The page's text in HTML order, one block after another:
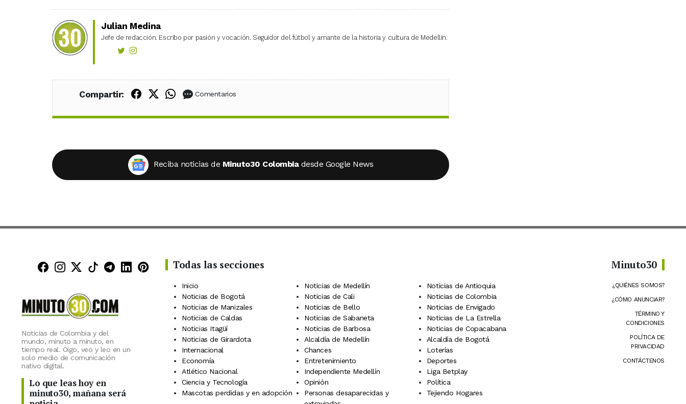
Julian Medina
Jefe de redacción. Escribo por pasión y vocación. Seguidor del fútbol y amante de la historia y cultura de Medellín.
Compartir: Compartir en Facebook
Compartir en X (Twitter)
Compartir en WhatsApp
Comentarios
Reciba noticias de Minuto30 Colombia desde Google News
Minuto30 en Facebook
Minuto30 en Instagram
Minuto30 en X (Twitter)
Minuto30 en TikTok
Canal de Minuto30 en Telegram
Minuto30 en LinkedIn
Minuto30 en Pinterest
Noticias de Colombia y del
mundo, minuto a minuto, en
tiempo real. Oigo, veo y leo en un
solo medio de comunicación
nativo digital.
Lo que leas hoy en
minuto30, mañana será
Todas las secciones
Inicio Noticias de Medellín
Noticias de Antioquia
Noticias de Bogotá
Noticias de Cali
Noticias de Colombia
Noticias de Manizales
Noticias de Bello
Noticias de Envigado
Noticias de Caldas
Noticias de Sabaneta
Noticias de La Estrella
Noticias Itagüí
Noticias de Barbosa
Noticias de Copacabana
Noticias de Girardota
Alcaldía de Medellín
Alcaldía de Bogotá
Internacional
Chances
Loterías
Economía
Entretenimiento
Deportes
Atlético Nacional
Independiente Medellín
Liga Betplay
Ciencia y Tecnología
Opinión
Política
Mascotas perdidas y en adopción
Personas desaparecidas y
Tejiendo Hogares
Minuto30
¿QUIÉNES SOMOS?
¿CÓMO ANUNCIAR?
TÉRMINO Y
CONDICIONES
POLÍTICA DE
PRIVACIDAD
CONTÁCTENOS